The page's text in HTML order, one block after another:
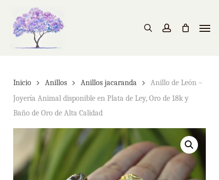
main
content
search account
Inicio Anillos Anillos jacaranda
Anillo de León –
Joyería Animal disponible en Plata de Ley, Oro de 18k y
Baño de Oro de Alta Calidad